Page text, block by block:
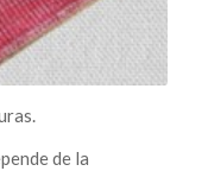
de la